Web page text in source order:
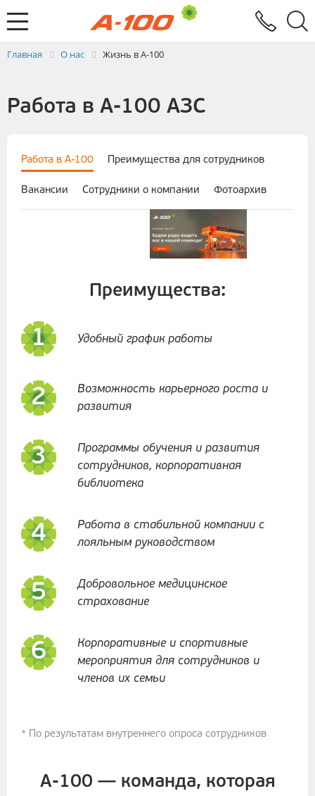
Услуги
Электронный документооборот
Заявка на выставление ЭСЧФ
Главная О нас Жизнь в А-100
Работа в А-100 АЗС
Работа в А-100 Преимущества для сотрудников
Вакансии Сотрудники о компании Фотоархив
Вакансии
Преимущества:
Удобный график работы
Возможность карьерного роста и
развития
Программы обучения и развития
сотрудников, корпоративная
библиотека
Работа в стабильной компании с
лояльным руководством
Добровольное медицинское
страхование
Корпоративные и спортивные
мероприятия для сотрудников и
членов их семьи
* По результатам внутреннего опроса сотрудников
А-100 — команда, которая